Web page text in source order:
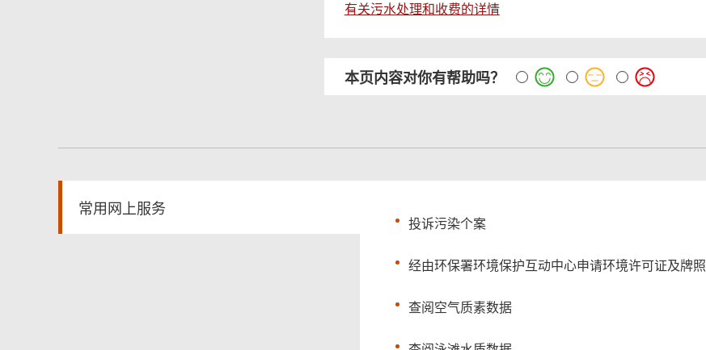
有关污水处理和收费的详情
本页内容对你有帮助吗？
常用网上服务
投诉污染个案
经由环保署环境保护互动中心申请环境许可证及牌照
查阅空气质素数据